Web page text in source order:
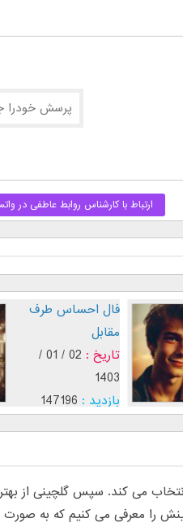
پسر عاشق (
[...]
:
29 / 12 /
:
26761
می کند. سپس گلچینی از